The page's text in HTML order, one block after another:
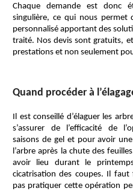
Chaque demande est donc
singulière, ce qui nous permet
personnalisé apportant des
traité. Nos devis sont gratuits,
prestations et non seulement
Quand procéder à
Il est conseillé d’élaguer les
s’assurer de l’efficacité de
saisons de gel et pour avoir
l’arbre après la chute des
avoir lieu durant le
cicatrisation des coupes. Il
pas pratiquer cette opération